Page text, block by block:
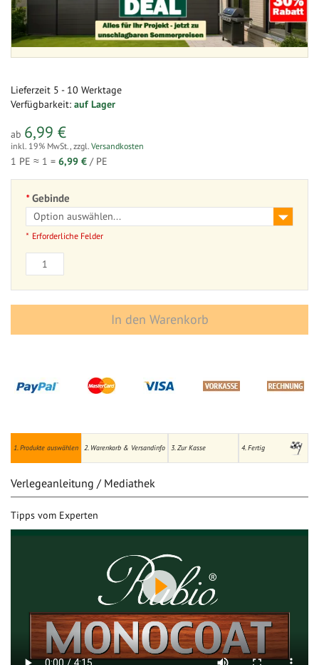
1. Produkte auswählen 2. Warenkorb & Versandinfo 3. Zur Kasse 4. Fertig
Lieferzeit 5 - 10 Werktage
Verfügbarkeit: auf Lager
ab 6,99 €
inkl. 19% MwSt. zzgl. Versandkosten
1 PE ≈ 1 = 6,99 € / PE
Gebinde
Erforderliche Felder
In den Warenkorb
Verlegeanleitung / Mediathek
Tipps vom Experten